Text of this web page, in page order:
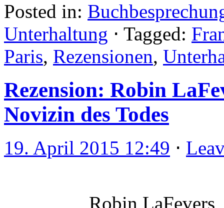
Posted in:
Unterhaltung ⋅ Tagged:
Paris, Rezensionen,
Rezension: Robin
Novizin des Todes
19. April 2015 12:49 ⋅
Robin LaFevers